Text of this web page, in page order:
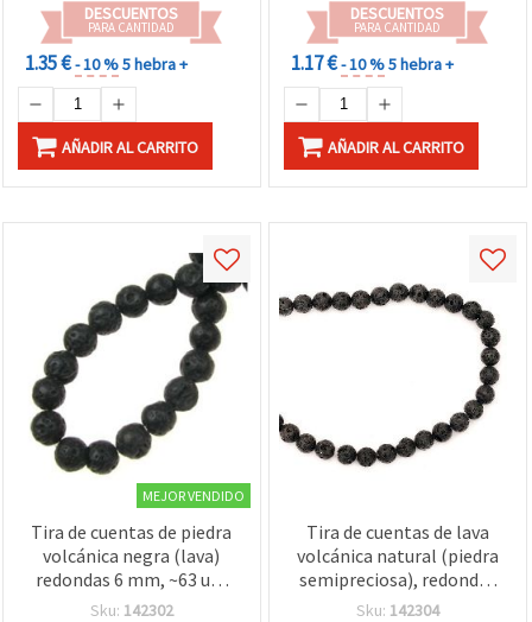
DESCUENTOS
PARA CANTIDAD
1.35 €- 10 %5 hebra +
AÑADIR AL CARRITO
DESCUENTOS
PARA CANTIDAD
1.17 €- 10 %5 hebra +
AÑADIR AL CARRITO
MEJOR VENDIDO
Tira de cuentas de piedra
volcánica negra (lava)
redondas 6 mm, ~63 uds
para bisutería y joyería DIY
Sku: 142302
Tira de cuentas de lava
volcánica natural (piedra
semipreciosa), redondas
negras de 10 mm, aprox.
Sku: 142304